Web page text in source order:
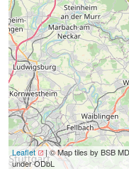
Leaflet
| © Map tiles by BSB
under ODbL